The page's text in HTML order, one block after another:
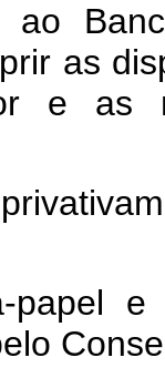
ao
as
e as
e